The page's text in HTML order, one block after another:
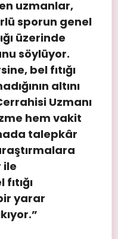
uzmanlar,
sporun genel
üzerinde
söylüyor.
bel fıtığı
altını
Uzmanı
hem vakit
talepkâr
ile
yarar